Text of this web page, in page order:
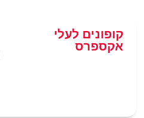
קופונים לעלי
אקספרס